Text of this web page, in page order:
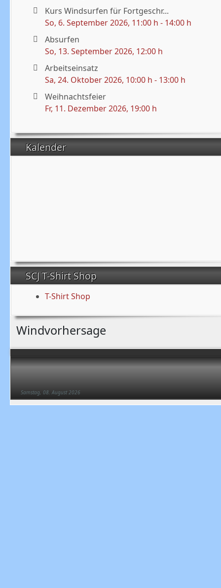
Samstag, 08. August 2026
Kurs Windsurfen für Fortgeschr...
So, 6. September 2026, 11:00 h - 14:00 h
Absurfen
So, 13. September 2026, 12:00 h
Arbeitseinsatz
Sa, 24. Oktober 2026, 10:00 h - 13:00 h
Weihnachtsfeier
Fr, 11. Dezember 2026, 19:00 h
Kalender
SCJ T-Shirt Shop
T-Shirt Shop
Windvorhersage